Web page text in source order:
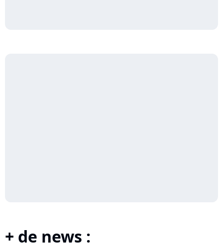
+ de news :